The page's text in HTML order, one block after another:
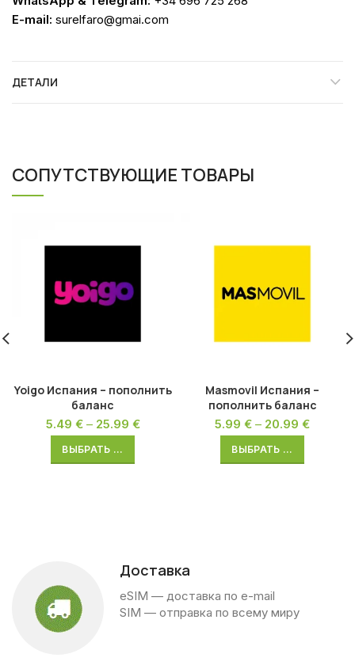
E-mail: surelfaro@gmai.com
ДЕТАЛИ
СОПУТСТВУЮЩИЕ ТОВАРЫ
Yoigo Испания – пополнить
баланс
5.49 €– 25.99 €
ВЫБРАТЬ ...
Masmovil Испания –
пополнить баланс
5.99 € – 20.99 €
ВЫБРАТЬ ...
Доставка
eSIM — доставка по e-mail
SIM — отправка по всему миру